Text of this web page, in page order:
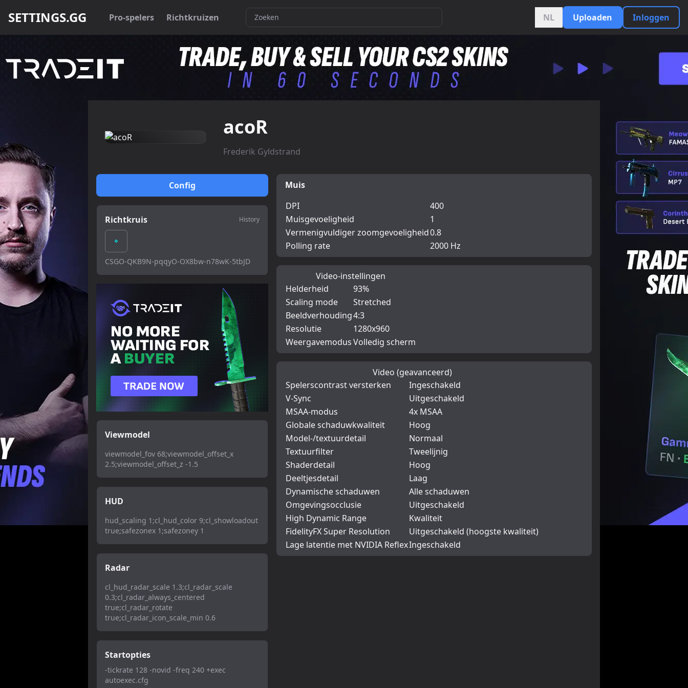
SETTINGS.GG Pro-spelers Richtkruizen NL Uploaden Inloggen
acoR
Frederik Gyldstrand
Config
Richtkruis History
CSGO-QKB9N-pqqyO-OX8bw-n78wK-5tbJD
Viewmodel
viewmodel_fov 68;viewmodel_offset_x
2.5;viewmodel_offset_z -1.5
HUD
hud_scaling 1;cl_hud_color 9;cl_showloadout
true;safezonex 1;safezoney 1
Radar
cl_hud_radar_scale 1.3;cl_radar_scale
0.3;cl_radar_always_centered
true;cl_radar_rotate
true;cl_radar_icon_scale_min 0.6
Startopties
-tickrate 128 -novid -freq 240 +exec
autoexec.cfg
Muis
DPI
400
Muisgevoeligheid
1
Vermenigvuldiger zoomgevoeligheid0.8
Polling rate
2000 Hz
Video-instellingen
Helderheid
93%
Scaling mode
Stretched
Beeldverhouding4:3
Resolutie
1280x960
WeergavemodusVolledig scherm
Video (geavanceerd)
Spelerscontrast versterken
Ingeschakeld
V-Sync
Uitgeschakeld
MSAA-modus
4x MSAA
Globale schaduwkwaliteit
Hoog
Model-/textuurdetail
Normaal
Textuurfilter
Tweelijnig
Shaderdetail
Hoog
Deeltjesdetail
Laag
Dynamische schaduwen
Alle schaduwen
Omgevingsocclusie
Uitgeschakeld
High Dynamic Range
Kwaliteit
FidelityFX Super Resolution
Uitgeschakeld (hoogste kwaliteit)
Lage latentie met NVIDIA ReflexIngeschakeld